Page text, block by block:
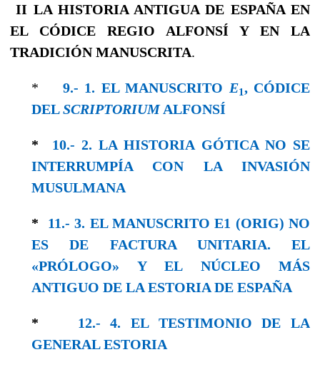
II LA HISTORIA ANTIGUA DE ESPAÑAEN
EL CÓDICE REGIO ALFONSÍ Y EN LA
TRADICIÓN MANUSCRITA.
* 9.- 1. EL MANUSCRITO E1, CÓDICE
DELSCRIPTORIUMALFONSÍ
* 10.- 2. LA HISTORIA GÓTICA NO SE
INTERRUMPÍA CON LA INVASIÓN
MUSULMANA
* 11.- 3. EL MANUSCRITO E1 (ORIG) NO
ES DE FACTURA UNITARIA. EL
«PRÓLOGO» Y EL NÚCLEO MÁS
ANTIGUO DE LA ESTORIA DE ESPAÑA
* 12.- 4. EL TESTIMONIO DE LA
GENERAL ESTORIA